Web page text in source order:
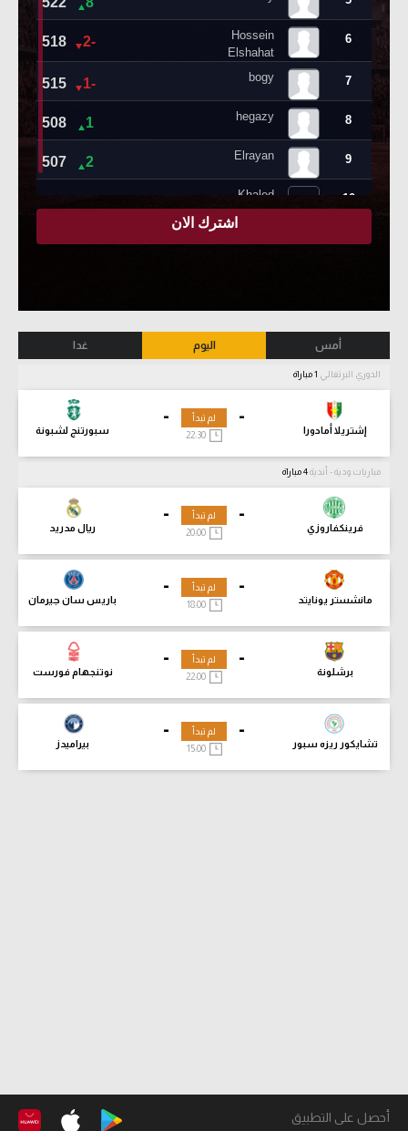
أمس اليوم غدا
الدوري البرتغالي
-
إشتريلا أمادورا
-
سبورتنج لشبونة
لم تبدأ
مباريات ودية - أندية
-
فرينكفاروزي
-
ريال مدريد
لم تبدأ
-
مانشستر يونايتد
-
باريس سان جيرمان
لم تبدأ
18:00
-
برشلونة
-
نوتنجهام فورست
لم تبدأ
-
تشايكور ريزه سبور
-
بيراميدز
لم تبدأ
15:00
أحصل على التطبيق